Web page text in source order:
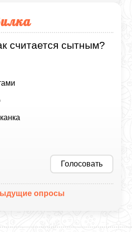
считается сытным?
Голосовать
опросы